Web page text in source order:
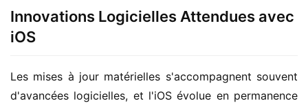
Innovations Logicielles Attendues avec
iOS
Les mises à jour matérielles s'accompagnent souvent
d'avancées logicielles, et l'iOS évolue en permanence